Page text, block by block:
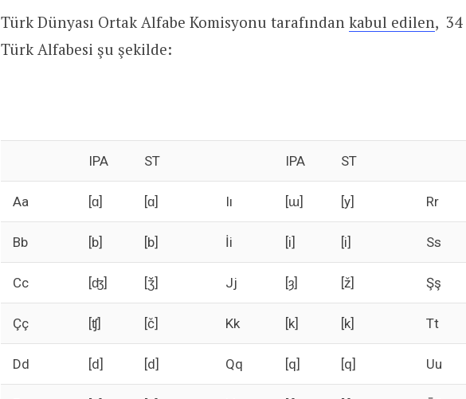
Türk Dünyası Ortak Alfabe Komisyonu tarafından kabul edilen,
Türk Alfabesi şu şekilde:
IPA ST IPA ST
Aa [ɑ] [ɑ] Iı [ɯ] [y] Rr
Bb [b] [b] İi [i] [i] Ss
Cc [ʤ] [ǯ] Jj [ȝ] [ž] Şş
Çç [ʧ] [č] Kk [k] [k] Tt
Dd [d] [d] Qq [q] [q] Uu